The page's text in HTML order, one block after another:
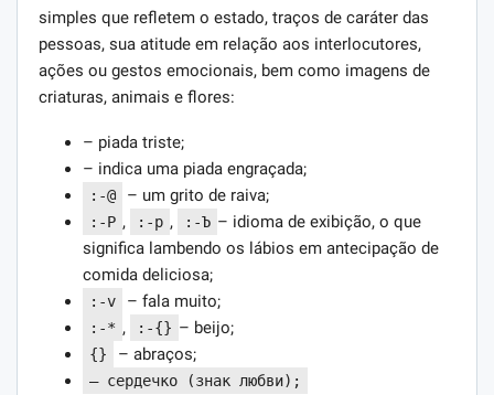
simples que refletem o estado, traços de caráter das
pessoas, sua atitude em relação aos interlocutores,
ações ou gestos emocionais, bem como imagens de
criaturas, animais e flores:
– piada triste;
– indica uma piada engraçada;
:-@ – um grito de raiva;
:-P , :-p , :-Ъ – idioma de exibição, o que
significa lambendo os lábios em antecipação de
comida deliciosa;
:-v – fala muito;
:-* , :-{} – beijo;
{} – abraços;
— сердечко (знак любви);